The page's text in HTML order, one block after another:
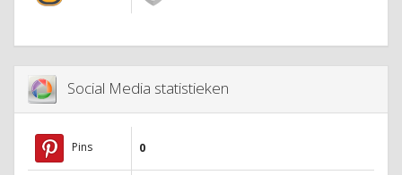
Social Media statistieken
Pins 0